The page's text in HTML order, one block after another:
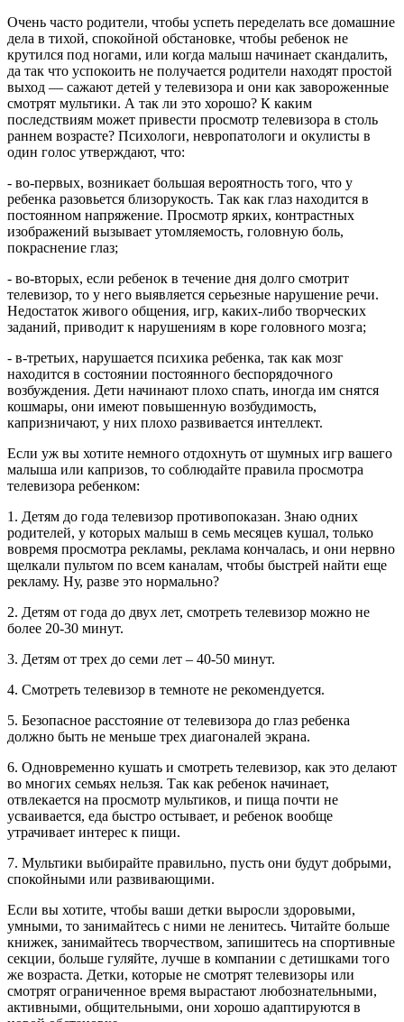
Очень часто родители, чтобы успеть переделать все домашние
дела в тихой, спокойной обстановке, чтобы ребенок не
крутился под ногами, или когда малыш начинает скандалить,
да так что успокоить не получается родители находят простой
выход — сажают детей у телевизора и они как завороженные
смотрят мультики. А так ли это хорошо? К каким
последствиям может привести просмотр телевизора в столь
раннем возрасте? Психологи, невропатологи и окулисты в
один голос утверждают, что:
- во-первых, возникает большая вероятность того, что у
ребенка разовьется близорукость. Так как глаз находится в
постоянном напряжение. Просмотр ярких, контрастных
изображений вызывает утомляемость, головную боль,
покраснение глаз;
- во-вторых, если ребенок в течение дня долго смотрит
телевизор, то у него выявляется серьезные нарушение речи.
Недостаток живого общения, игр, каких-либо творческих
заданий, приводит к нарушениям в коре головного мозга;
- в-третьих, нарушается психика ребенка, так как мозг
находится в состоянии постоянного беспорядочного
возбуждения. Дети начинают плохо спать, иногда им снятся
кошмары, они имеют повышенную возбудимость,
капризничают, у них плохо развивается интеллект.
Если уж вы хотите немного отдохнуть от шумных игр вашего
малыша или капризов, то соблюдайте правила просмотра
телевизора ребенком:
1. Детям до года телевизор противопоказан. Знаю одних
родителей, у которых малыш в семь месяцев кушал, только
вовремя просмотра рекламы, реклама кончалась, и они нервно
щелкали пультом по всем каналам, чтобы быстрей найти еще
рекламу. Ну, разве это нормально?
2. Детям от года до двух лет, смотреть телевизор можно не
более 20-30 минут.
3. Детям от трех до семи лет – 40-50 минут.
4. Смотреть телевизор в темноте не рекомендуется.
5. Безопасное расстояние от телевизора до глаз ребенка
должно быть не меньше трех диагоналей экрана.
6. Одновременно кушать и смотреть телевизор, как это делают
во многих семьях нельзя. Так как ребенок начинает,
отвлекается на просмотр мультиков, и пища почти не
усваивается, еда быстро остывает, и ребенок вообще
утрачивает интерес к пищи.
7. Мультики выбирайте правильно, пусть они будут добрыми,
спокойными или развивающими.
Если вы хотите, чтобы ваши детки выросли здоровыми,
умными, то занимайтесь с ними не ленитесь. Читайте больше
книжек, занимайтесь творчеством, запишитесь на спортивные
секции, больше гуляйте, лучше в компании с детишками того
же возраста. Детки, которые не смотрят телевизоры или
смотрят ограниченное время вырастают любознательными,
активными, общительными, они хорошо адаптируются в